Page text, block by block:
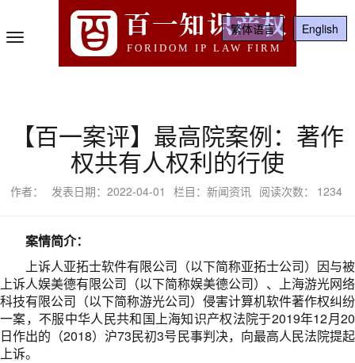
百一知识产权
FORIDOM IP LAW FIRM
English
繁体语言
Toggle
Navigation
【百一案评】最高院案例：著作
权共有人权利的行使
作者： 发表日期：2022-04-01 栏目：新闻资讯 阅读次数： 1234
案情简介：
上诉人亚拓士软件有限公司（以下简称亚拓士公司）因与被
上诉人娱美德有限公司（以下简称娱美德公司）、上海游光网络
科技有限公司（以下简称游光公司）侵害计算机软件著作权纠纷
一案，不服中华人民共和国上海知识产权法院于2019年12月20
日作出的（2018）沪73民初3号民事判决，向最高人民法院提起
上诉。